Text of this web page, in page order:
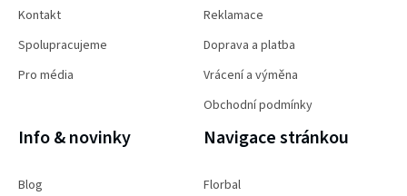
Kontakt
Spolupracujeme
Pro média
Reklamace
Doprava a platba
Vrácení a výměna
Obchodní podmínky
Info & novinky
Blog
Navigace stránkou
Florbal